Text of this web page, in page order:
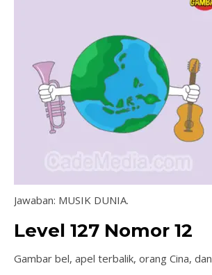
Jawaban: MUSIK DUNIA.
Level 127 Nomor 12
Gambar bel, apel terbalik, orang Cina,